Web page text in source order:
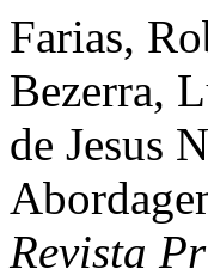
Farias,
Bezerra,
de Jesus
Revista